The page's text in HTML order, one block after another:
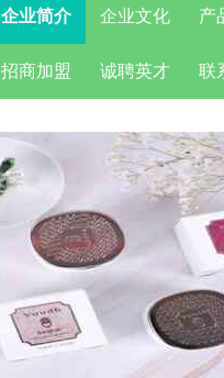
企业简介 企业文化 产
招商加盟 诚聘英才 联